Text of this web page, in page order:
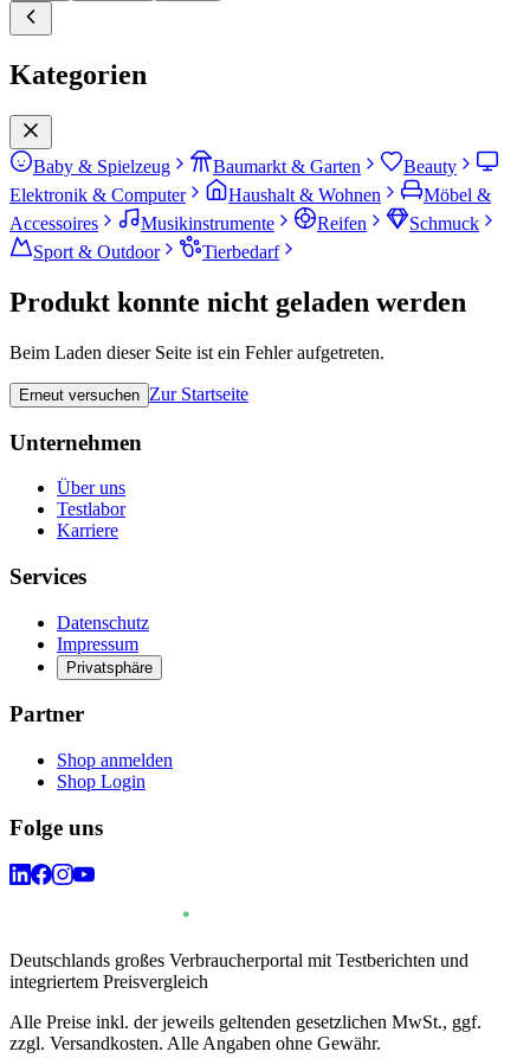
Kategorien
Baby & Spielzeug Baumarkt & Garten
Beauty
Elektronik & Computer
Haushalt & Wohnen
Möbel &
Accessoires
Musikinstrumente Reifen
Schmuck
Sport & Outdoor
Tierbedarf
Produkt konnte nicht geladen werden
Beim Laden dieser Seite ist ein Fehler aufgetreten.
Erneut versuchen Zur Startseite
Unternehmen
Über uns
Testlabor
Karriere
Services
Datenschutz
Impressum
Privatsphäre
Partner
Shop anmelden
Shop Login
Folge uns
Deutschlands großes Verbraucherportal mit Testberichten und
integriertem Preisvergleich
Alle Preise inkl. der jeweils geltenden gesetzlichen MwSt., ggf.
zzgl. Versandkosten. Alle Angaben ohne Gewähr.